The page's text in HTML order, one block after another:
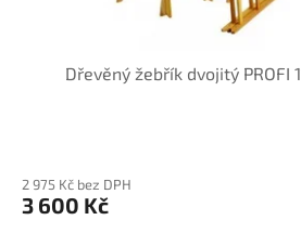
Dřevěný žebřík dvojitý PROFI
2 975 Kč bez DPH
3 600 Kč